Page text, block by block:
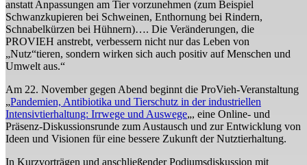
anstatt Anpassungen am Tier vorzunehmen (zum Beispiel
Schwanzkupieren bei Schweinen, Enthornung bei Rindern,
Schnabelkürzen bei Hühnern)…. Die Veränderungen, die
PROVIEH anstrebt, verbessern nicht nur das Leben von
„Nutz“tieren, sondern wirken sich auch positiv auf Menschen und
Umwelt aus.“
Am 22. November gegen Abend beginnt die ProVieh-Veranstaltung
„Pandemien, Antibiotika und Tierschutz in der industriellen
Intensivtierhaltung: Irrwege und Auswege„, eine Online- und
Präsenz-Diskussionsrunde zum Austausch und zur Entwicklung von
Ideen und Visionen für eine bessere Zukunft der Nutztierhaltung.
In Kurzvorträgen und anschließender Podiumsdiskussion mit